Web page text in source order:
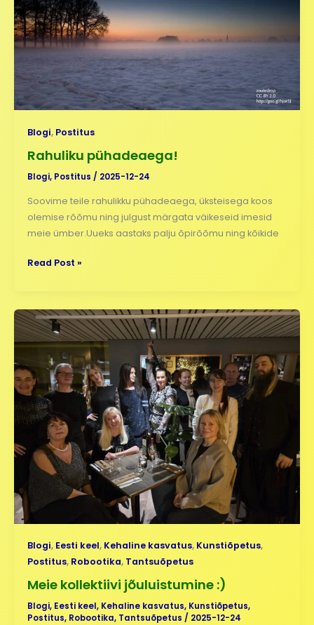
Blogi, Postitus
Rahuliku pühadeaega!
Blogi, Postitus / 2025-12-24
Soovime teile rahulikku pühadeaega, üksteisega koos
olemise rõõmu ning julgust märgata väikeseid imesid
meie ümber.Uueks aastaks palju õpirõõmu ning kõikide
Read Post »
Blogi, Eesti keel, Kehaline kasvatus, Kunstiõpetus,
Postitus, Robootika, Tantsuõpetus
Meie kollektiivi jõuluistumine :)
Blogi, Eesti keel, Kehaline kasvatus, Kunstiõpetus,
Postitus, Robootika, Tantsuõpetus / 2025-12-24
Meie
kollektiivi
jõuluistumine
:)